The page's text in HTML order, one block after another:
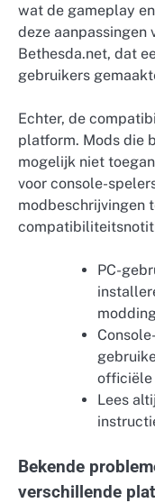
wat de gameplay
deze aanpassingen
Bethesda.net, dat
gebruikers
Echter, de
platform. Mods die
mogelijk niet
voor console-
modbeschrijvingen
PC-
officiële
Lees
Bekende
verschillende